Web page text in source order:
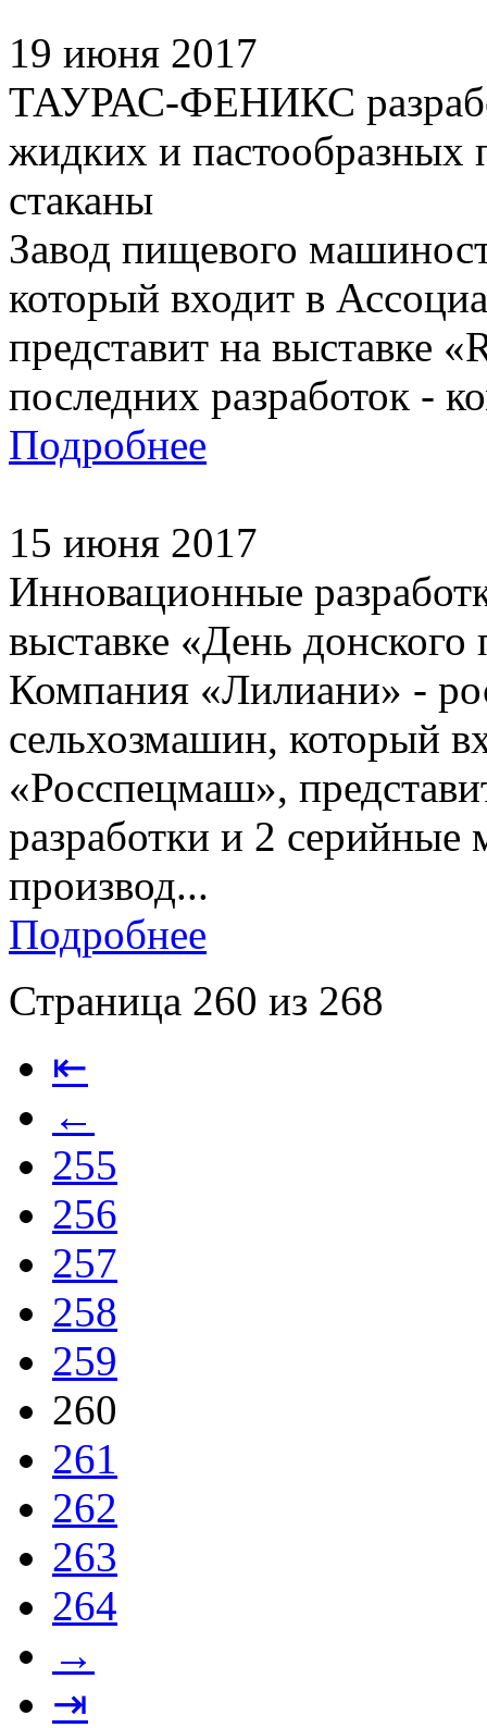
19 июня 2017
ТАУРАС-ФЕНИКС
жидких и пастообразных
стаканы
Завод пищевого
который входит в
представит на выставке
последних разработок -
Подробнее
15 июня 2017
Инновационные
выставке «День донского
Компания «Лилиани» -
сельхозмашин, который
«Росспецмаш»,
разработки и 2 серийные
производ...
Подробнее
Страница 260 из 268
⇤
←
255
256
257
258
259
260
261
262
263
264
→
⇥